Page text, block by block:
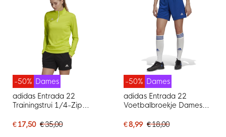
-50% Dames
adidas Entrada 22
Trainingstrui 1/4-Zip
€ 17,50 € 35,00
-50% Dames
adidas Entrada 22
Voetbalbroekje Dames
€ 8,99 € 18,00